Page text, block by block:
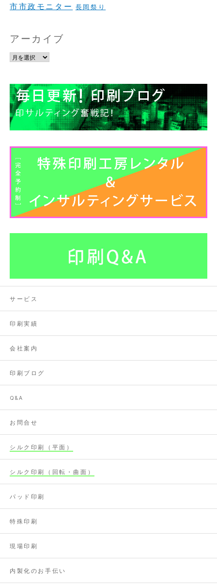
市市政モニター 長岡祭り
アーカイブ
ア
カ
イ
ブ
サービス
印刷実績
会社案内
印刷ブログ
Q&A
お問合せ
シルク印刷（平面）
シルク印刷（回転・曲面）
パッド印刷
特殊印刷
現場印刷
内製化のお手伝い